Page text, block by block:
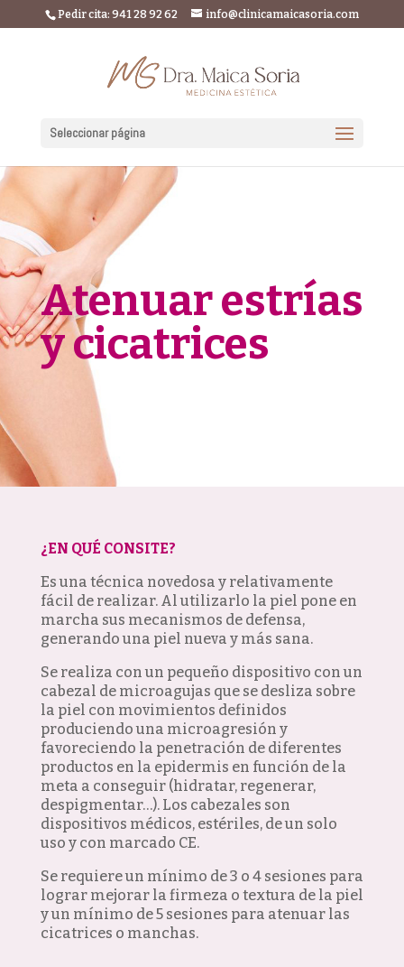
Pedir cita: 941 28 92 62 info@clinicamaicasoria.com
Seleccionar página
Atenuar estrías
y cicatrices
¿EN QUÉ CONSITE?
Es una técnica novedosa y relativamente
fácil de realizar. Al utilizarlo la piel pone en
marcha sus mecanismos de defensa,
generando una piel nueva y más sana.
Se realiza con un pequeño dispositivo con un
cabezal de microagujas que se desliza sobre
la piel con movimientos definidos
produciendo una microagresión y
favoreciendo la penetración de diferentes
productos en la epidermis en función de la
meta a conseguir (hidratar, regenerar,
despigmentar…). Los cabezales son
dispositivos médicos, estériles, de un solo
uso y con marcado CE.
Se requiere un mínimo de 3 o 4 sesiones para
lograr mejorar la firmeza o textura de la piel
y un mínimo de 5 sesiones para atenuar las
cicatrices o manchas.